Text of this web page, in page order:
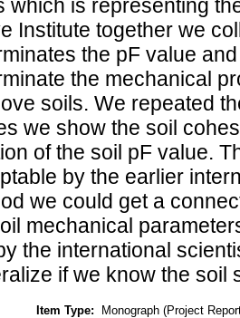
which is representing
Institute together we
the pF value
the mechanical
soils. We repeated
we show the soil
of the soil pF value.
by the earlier
we could get a
mechanical
the international
if we know the soil
Item Type:
Monograph (Project